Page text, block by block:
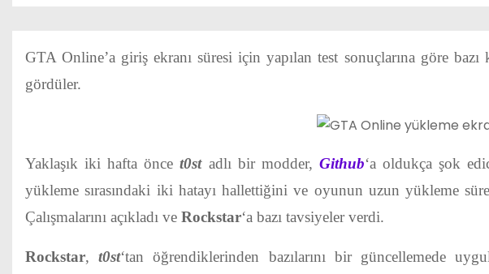
GTA Online’a giriş ekranı süresi için yapılan test sonuçlarına göre
gördüler.
Yaklaşık iki hafta öncet0stadlı bir modder, Github‘a oldukça şok
yükleme sırasındaki iki hatayı hallettiğini ve oyunun uzun yükleme
Çalışmalarını açıkladı ve Rockstar‘a bazı tavsiyeler verdi.
Rockstar,t0st‘tan öğrendiklerinden bazılarını bir güncellemede